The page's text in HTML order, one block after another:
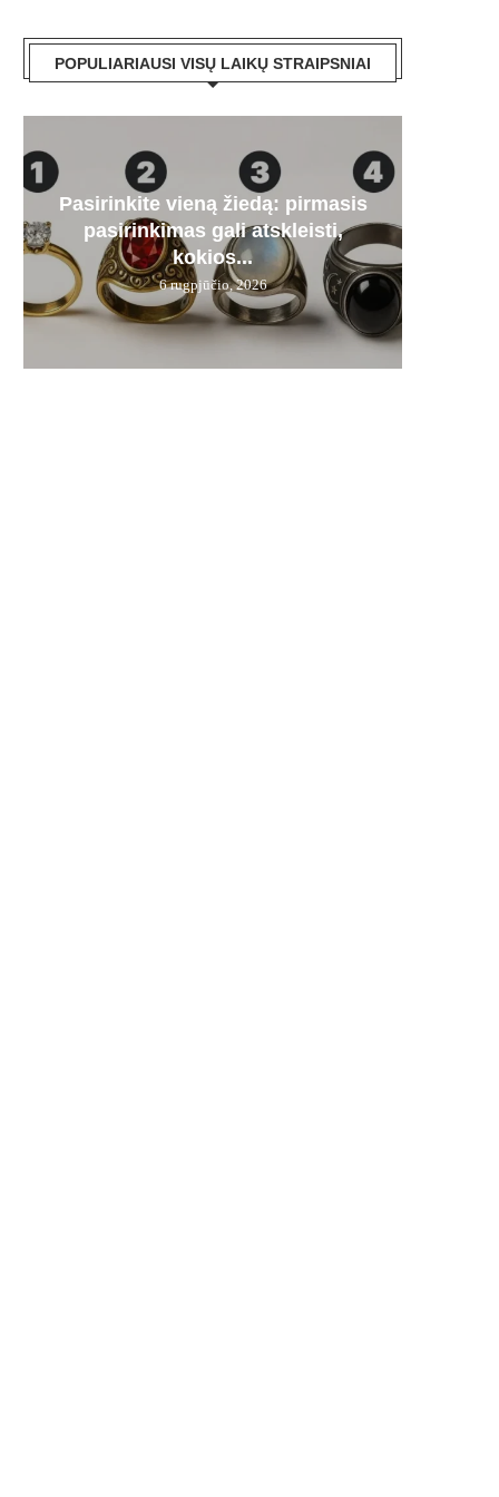
POPULIARIAUSI VISŲ LAIKŲ STRAIPSNIAI
Pasirinkite vieną žiedą: pirmasis
pasirinkimas gali atskleisti,
kokios...
6 rugpjūčio, 2026